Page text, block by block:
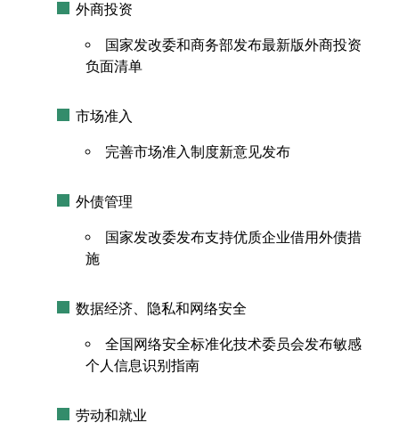
外商投资
国家发改委和商务部发布最新版外商投资
负面清单
市场准入
完善市场准入制度新意见发布
外债管理
国家发改委发布支持优质企业借用外债措
施
数据经济、隐私和网络安全
全国网络安全标准化技术委员会发布敏感
个人信息识别指南
劳动和就业